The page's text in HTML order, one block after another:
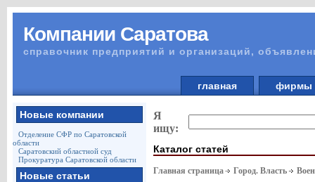
Компании Саратова
справочник предприятий и организаций,
главная
Новые компании
Отделение СФР по Саратовской
области
Саратовский областной суд
Прокуратура Саратовской области
Новые статьи
Я
ищу:
Каталог статей
Главная страница Город. Власть